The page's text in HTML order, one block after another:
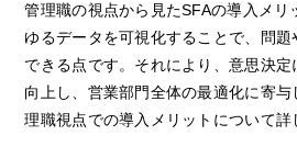
管理職の視点から見たSFAの導入メリ
ゆるデータを可視化することで、問
できる点です。それにより、意思決
向上し、営業部門全体の最適化に寄
理職視点での導入メリットについて詳